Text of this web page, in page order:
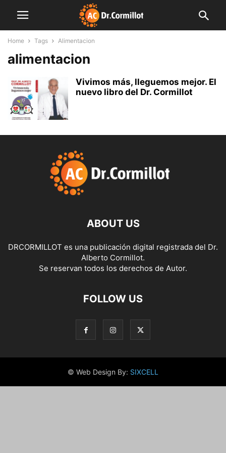
Home Tags Alimentacion
alimentacion
Vivimos más, lleguemos mejor. El
nuevo libro del Dr. Cormillot
ABOUT US
DRCORMILLOT es una publicación digital registrada del Dr.
Alberto Cormillot.
Se reservan todos los derechos de Autor.
FOLLOW US
© Web Design By: SIXCELL